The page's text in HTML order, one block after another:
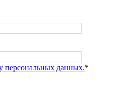
персональных данных.*